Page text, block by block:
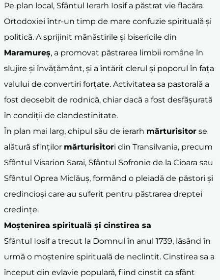
Pe plan local, Sfântul Ierarh Iosif a păstrat vie flacăra
Ortodoxiei într-un timp de mare confuzie spirituală și
politică. A sprijinit mănăstirile și bisericile din
Maramureș, a promovat păstrarea limbii române în
slujire și învățământ, și a întărit clerul și poporul în fața
valului de convertiri forțate. Activitatea sa pastorală a
fost deosebit de rodnică, chiar dacă a fost desfășurată
în condiții de clandestinitate.
În plan mai larg, chipul său de ierarh mărturisitor se
alătură sfinților mărturisitori din Transilvania, precum
Sfântul Visarion Sarai, Sfântul Sofronie de la Cioara sau
Sfântul Oprea Miclăuș, formând o pleiadă de păstori și
credincioși care au suferit pentru păstrarea dreptei
credințe.
Moștenirea spirituală și cinstirea sa
Sfântul Iosif a trecut la Domnul în anul 1739, lăsând în
urmă o moștenire spirituală de neclintit. Cinstirea sa a
început din evlavie populară, fiind cinstit ca sfânt